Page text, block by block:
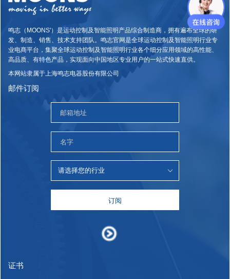
鸣志（MOONS'）是运动控制及智能照明产品综合制造商，拥有遍布全球的研
发、制造、销售、技术支持团队。鸣志官网是全球运动控制及智能照明行业专
业电商平台，集聚全球运动控制及智能照明行业各个细分应用领域的高性能、
高品质、有特色产品，实现面向中国地区专业用户的一站式快速直供。
本网站隶属于上海鸣志电器股份有限公司
邮件订阅
订阅
证书